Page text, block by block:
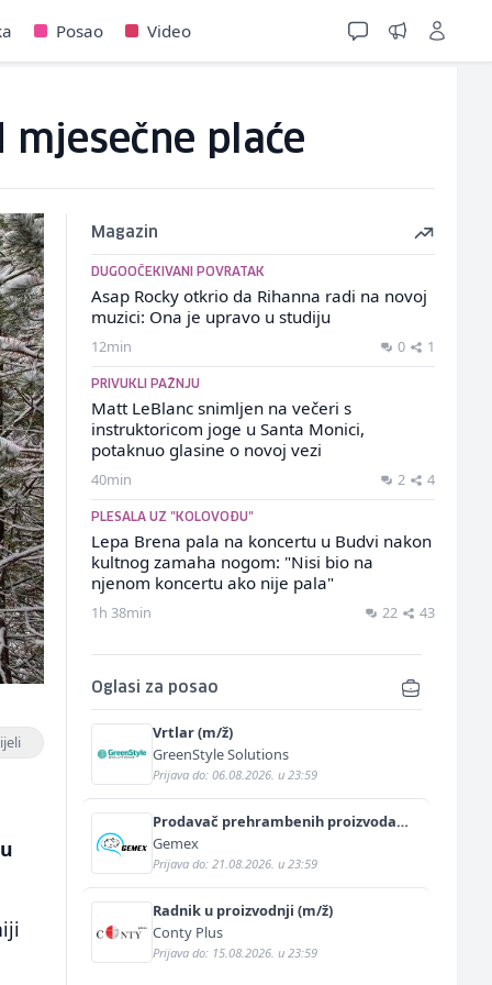
Posao Video
plaće
Magazin
DUGOOČEKIVANI POVRATAK
Asap Rocky otkrio da Rihanna radi na novoj
muzici: Ona je upravo u studiju
12min 0 1
PRIVUKLI PAŽNJU
Matt LeBlanc snimljen na večeri s
instruktoricom joge u Santa Monici,
potaknuo glasine o novoj vezi
40min 2 4
PLESALA UZ "KOLOVOĐU"
Lepa Brena pala na koncertu u Budvi nakon
kultnog zamaha nogom: "Nisi bio na
njenom koncertu ako nije pala"
1h 38min 22 43
Oglasi za posao
Vrtlar (m/ž)
GreenStyle Solutions
Prijava do: 06.08.2026. u 23:59
Prodavač prehrambenih proizvoda
(m/ž)
Gemex
Prijava do: 21.08.2026. u 23:59
Radnik u proizvodnji (m/ž)
Conty Plus
Prijava do: 15.08.2026. u 23:59